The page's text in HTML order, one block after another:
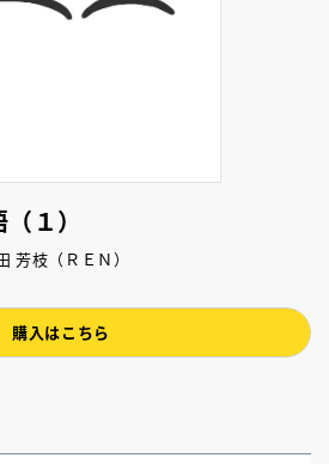
１）
芳枝（ＲＥＮ）
購入はこちら